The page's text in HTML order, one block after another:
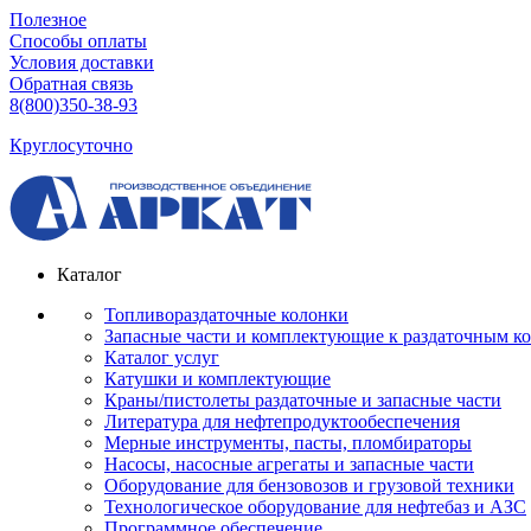
Полезное
Способы оплаты
Условия доставки
Обратная связь
8(800)350-38-93
Круглосуточно
Каталог
Топливораздаточные колонки
Запасные части и комплектующие к раздаточным
Каталог услуг
Катушки и комплектующие
Краны/пистолеты раздаточные и запасные части
Литература для нефтепродуктообеспечения
Мерные инструменты, пасты, пломбираторы
Насосы, насосные агрегаты и запасные части
Оборудование для бензовозов и грузовой техники
Технологическое оборудование для нефтебаз и АЗС